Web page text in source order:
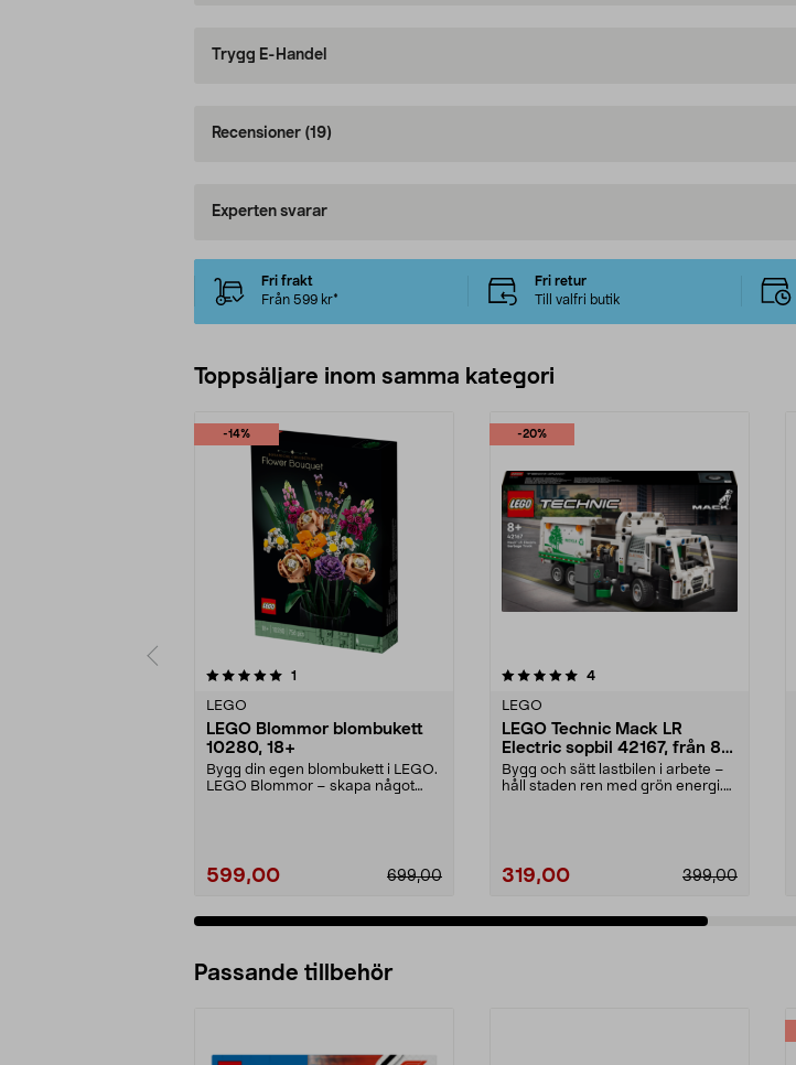
Trygg E-Handel
Recensioner (19)
Experten svarar
Fri frakt
Från 599 kr*
Fri retur
Till valfri butik
Toppsäljare inom samma kategori
-14%
1
LEGO
LEGO Blommor blombukett
10280, 18+
Bygg din egen blombukett i LEGO.
LEGO Blommor – skapa något
599,00 699,00
-20%
5.0 av 5 stjärnor 4recensioner
LEGO
LEGO Technic Mack LR
Electric sopbil 42167, från 8
år
Bygg och sätt lastbilen i arbete –
håll staden ren med grön energi.
319,00 399,00
0.0 av 5 stjärnor
Passande tillbehör